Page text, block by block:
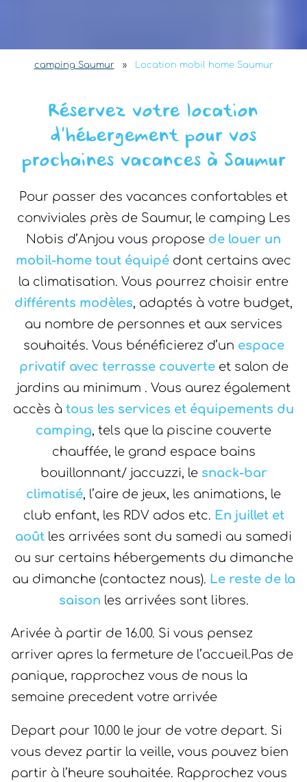
camping Saumur » Location mobil home Saumur
Réservez votre location
d’hébergement pour vos
prochaines vacances à Saumur
Pour passer des vacances confortables et
conviviales près de Saumur, le camping Les
Nobis d’Anjou vous propose de louer un
mobil-home tout équipé dont certains avec
la climatisation. Vous pourrez choisir entre
différents modèles, adaptés à votre budget,
au nombre de personnes et aux services
souhaités. Vous bénéficierez d’un espace
privatif avec terrasse couverteet salon de
jardins au minimum . Vous aurez également
accès à tous les services et équipements du
camping, tels que la piscine couverte
chauffée, le grand espace bains
bouillonnant/ jaccuzzi, le snack-bar
climatisé, l’aire de jeux, les animations, le
club enfant, les RDV ados etc. En juillet et
août les arrivées sont du samedi au samedi
ou sur certains hébergements du dimanche
au dimanche (contactez nous). Le reste de la
saison les arrivées sont libres.
Arivée à partir de 16.00. Si vous pensez
arriver apres la fermeture de l’accueil.Pas de
panique, rapprochez vous de nous la
semaine precedent votre arrivée
Depart pour 10.00 le jour de votre depart. Si
vous devez partir la veille, vous pouvez bien
partir à l’heure souhaitée. Rapprochez vous